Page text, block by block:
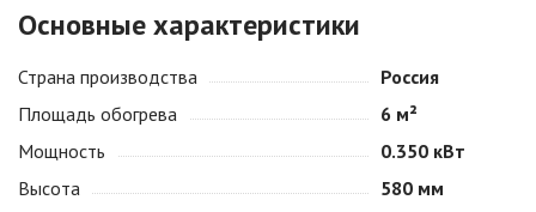
Основные характеристики
Страна производства
Россия
Площадь обогрева
6 м²
Мощность
0.350 кВт
Высота
580 мм